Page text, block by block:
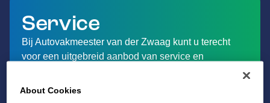
Service
Bij Autovakmeester van der Zwaag kunt u terecht
voor een uitgebreid aanbod van service en
About Cookies